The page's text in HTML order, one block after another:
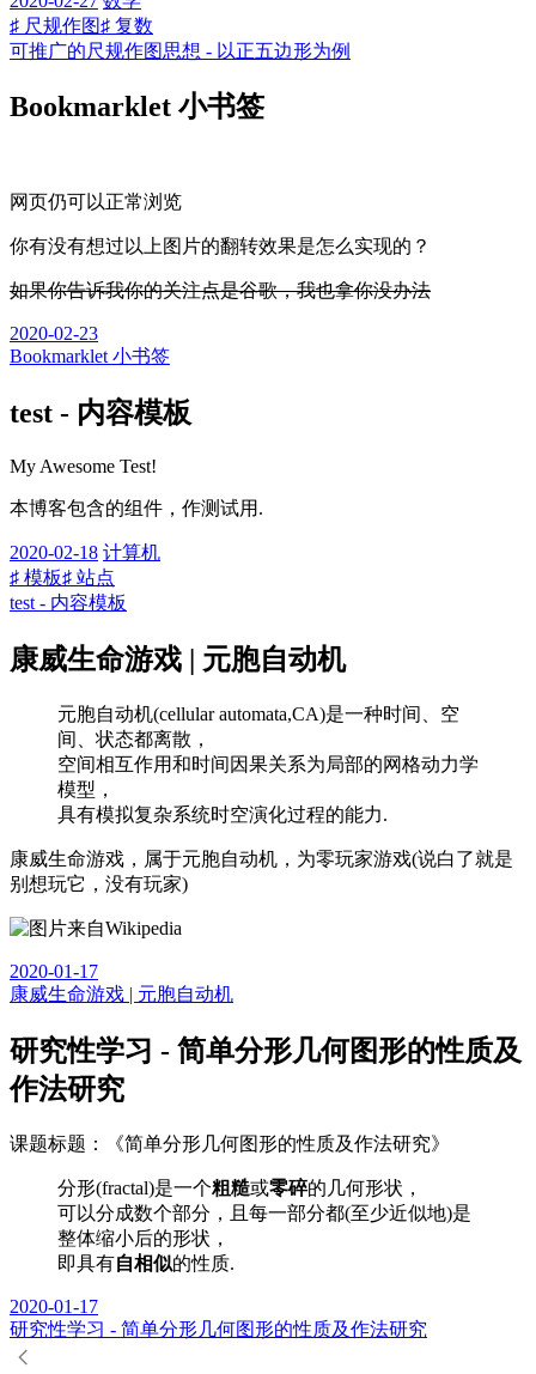
♯ 尺规作图♯ 复数
可推广的尺规作图思想 - 以正五边形为例
Bookmarklet 小书签
网页仍可以正常浏览
你有没有想过以上图片的翻转效果是怎么实现的？
如果你告诉我你的关注点是谷歌，我也拿你没办法
2020-02-23
Bookmarklet 小书签
test - 内容模板
My Awesome Test!
本博客包含的组件，作测试用.
2020-02-18 计算机
♯ 模板♯ 站点
test - 内容模板
康威生命游戏 | 元胞自动机
元胞自动机(cellular automata,CA)是一种时间、空
间、状态都离散，
空间相互作用和时间因果关系为局部的网格动力学
模型，
具有模拟复杂系统时空演化过程的能力.
康威生命游戏，属于元胞自动机，为零玩家游戏(说白了就是
别想玩它，没有玩家)
2020-01-17
康威生命游戏 | 元胞自动机
研究性学习 - 简单分形几何图形的性质及
作法研究
课题标题：《简单分形几何图形的性质及作法研究》
分形(fractal)是一个粗糙或零碎的几何形状，
可以分成数个部分，且每一部分都(至少近似地)是
整体缩小后的形状，
即具有自相似的性质.
2020-01-17
研究性学习 - 简单分形几何图形的性质及作法研究